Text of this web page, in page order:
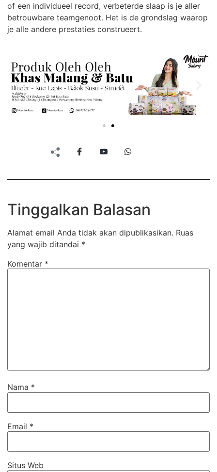
of een individueel record, verbeterde slaap is je aller
betrouwbare teamgenoot. Het is de grondslag waarop
je alle andere prestaties construeert.
Tinggalkan Balasan
Alamat email Anda tidak akan dipublikasikan. Ruas
yang wajib ditandai *
Komentar *
Nama *
Email *
Situs Web